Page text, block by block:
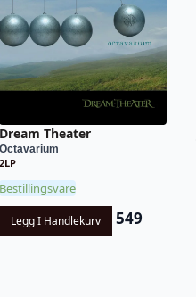
Dream Theater
Octavarium
2LP
Bestillingsvare
Legg I Handlekurv 549